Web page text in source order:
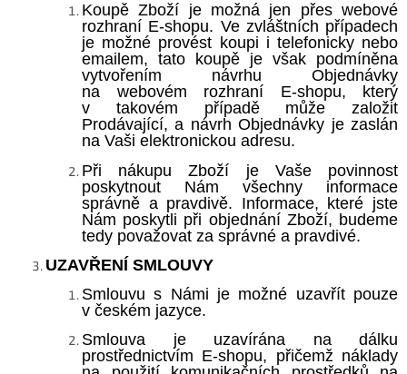
Koupě Zboží je možná jen přes webové
rozhraní E-shopu. Ve zvláštních případech
je možné provést koupi i telefonicky nebo
emailem, tato koupě je však podmíněna
vytvořením návrhu Objednávky
na webovém rozhraní E-shopu, který
v takovém případě může založit
Prodávající, a návrh Objednávky je zaslán
na Vaši elektronickou adresu.
Při nákupu Zboží je Vaše povinnost
poskytnout Nám všechny informace
správně a pravdivě. Informace, které jste
Nám poskytli při objednání Zboží, budeme
tedy považovat za správné a pravdivé.
UZAVŘENÍ SMLOUVY
Smlouvu s Námi je možné uzavřít pouze
v českém jazyce.
Smlouva je uzavírána na dálku
prostřednictvím E-shopu, přičemž náklady